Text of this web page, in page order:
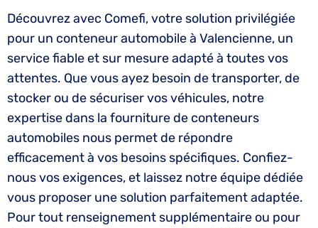
Découvrez avec Comefi, votre solution privilégiée
pour un conteneur automobile à Valencienne, un
service fiable et sur mesure adapté à toutes vos
attentes. Que vous ayez besoin de transporter, de
stocker ou de sécuriser vos véhicules, notre
expertise dans la fourniture de conteneurs
automobiles nous permet de répondre
efficacement à vos besoins spécifiques. Confiez-
nous vos exigences, et laissez notre équipe dédiée
vous proposer une solution parfaitement adaptée.
Pour tout renseignement supplémentaire ou pour